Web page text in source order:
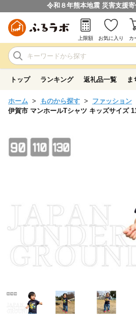
令和８年熊本地震 災害支援
上限額 お気に入り カ
トップ ランキング 返礼品一覧 ま
ホーム ものから探す ファッション
伊賀市 マンホールTシャツ キッズサイズ